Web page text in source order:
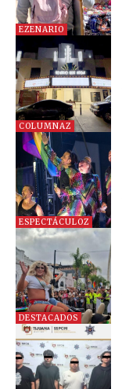
EZENARIO
COLUMNAZ
ESPECTÁCULOZ
DESTACADOS